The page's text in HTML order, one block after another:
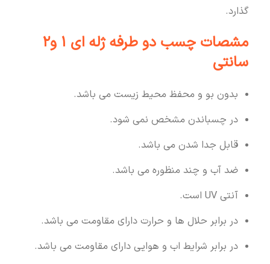
گذارد.
مشصات چسب دو طرفه ژله ای 1 و2
سانتی
بدون بو و محفظ محیط زیست می باشد.
در چسباندن مشخص نمی شود.
قابل جدا شدن می باشد.
ضد آب و چند منظوره می باشد.
آنتی UV است.
در برابر حلال ها و حرارت دارای مقاومت می باشد.
در برابر شرایط اب و هوایی دارای مقاومت می باشد.